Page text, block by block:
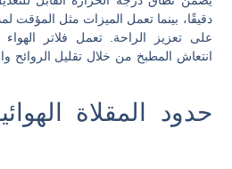
على تعزيز الراحة. تعمل فلاتر
انتعاش المطبخ من خلال تقليل الروائح
حدود المقلاة